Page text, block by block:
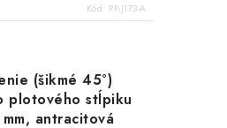
Kód: PP-J173-A
(šikmé 45°)
plotového stĺpiku
antracitová